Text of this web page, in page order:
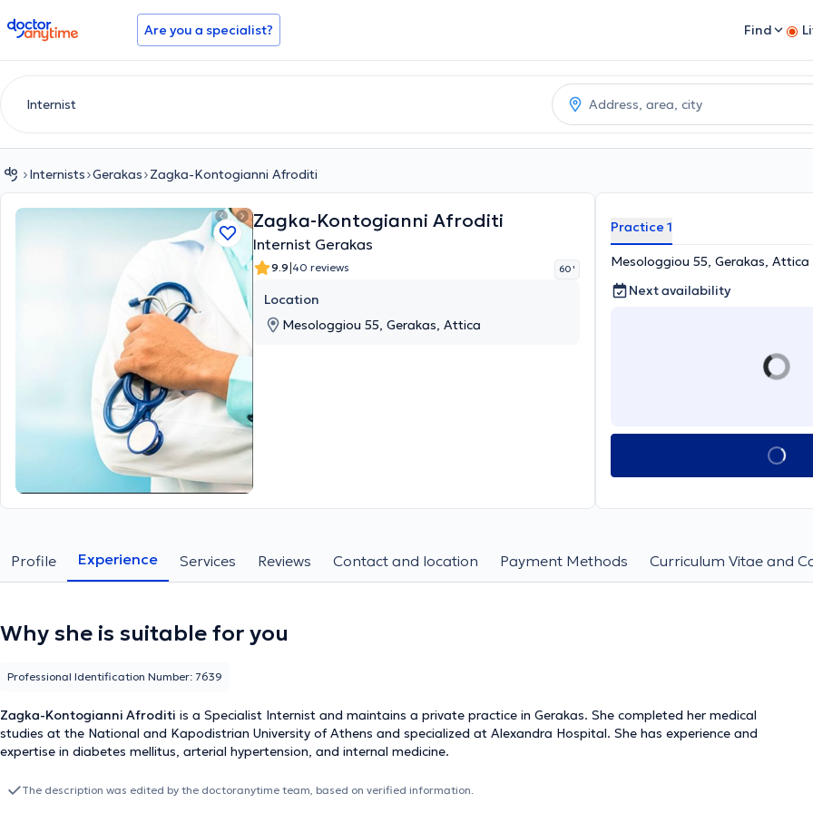
doctoranytime Are you a specialist? Find
Internists Gerakas Zagka-Kontogianni Afroditi
Zagka-Kontogianni Afroditi
Internist Gerakas
9.9|40 reviews 60 '
Location
Mesologgiou 55, Gerakas, Attica
Practice 1
Mesologgiou 55, Gerakas, Attica
Next availability
Profile Experience Services Reviews Contact and location Payment Methods Curriculum Vitae and
Why she is suitable for you
Zagka-Kontogianni Afroditi is a Specialist Internist and maintains a private practice in Gerakas. She completed her medical
studies at the National and Kapodistrian University of Athens and specialized at Alexandra Hospital. She has experience and
expertise in diabetes mellitus, arterial hypertension, and internal medicine.
Professional Identification Number: 7639
The description was edited by the doctoranytime team, based on verified information.